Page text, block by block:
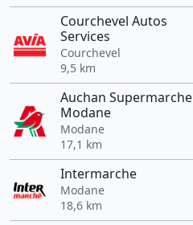
Courchevel Autos
Services
Courchevel
9,5 km
Auchan Supermarche
Modane
Modane
17,1 km
Intermarche
Modane
18,6 km